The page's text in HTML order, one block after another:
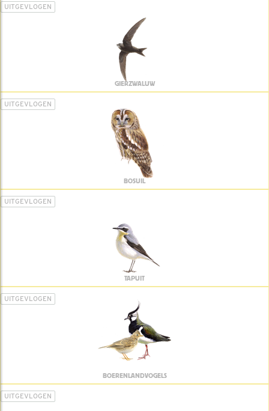
UITGEVLOGEN
GIERZWALUW
UITGEVLOGEN
BOSUIL
UITGEVLOGEN
TAPUIT
UITGEVLOGEN
BOERENLANDVOGELS
UITGEVLOGEN